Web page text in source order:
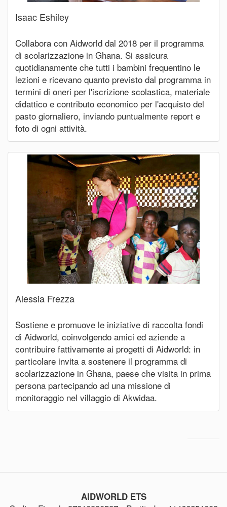
Isaac Eshiley
Collabora con Aidworld dal 2018 per il programma
di scolarizzazione in Ghana. Si assicura
quotidianamente che tutti i bambini frequentino le
lezioni e ricevano quanto previsto dal programma in
termini di oneri per l'iscrizione scolastica, materiale
didattico e contributo economico per l'acquisto del
pasto giornaliero, inviando puntualmente report e
foto di ogni attività.
Alessia Frezza
Sostiene e promuove le iniziative di raccolta fondi
di Aidworld, coinvolgendo amici ed aziende a
contribuire fattivamente ai progetti di Aidworld: in
particolare invita a sostenere il programma di
scolarizzazione in Ghana, paese che visita in prima
persona partecipando ad una missione di
monitoraggio nel villaggio di Akwidaa.
AIDWORLD ETS